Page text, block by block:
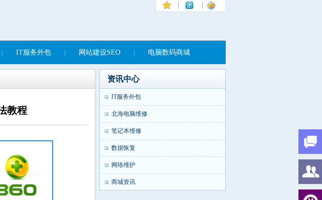
IT服务外包 网站建设SEO 电脑数码商城
教程
资讯中心
IT服务外包
北海电脑维修
笔记本维修
数据恢复
网络维护
商城资讯